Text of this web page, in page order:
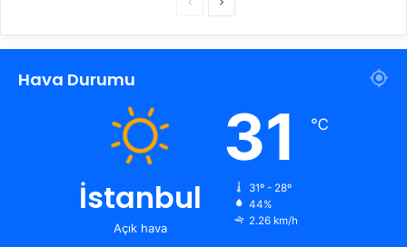
c
y
n
k
Hava Durumu
İstanbul
Açık hava
31 ℃
31º - 28º
44%
2.26 km/h